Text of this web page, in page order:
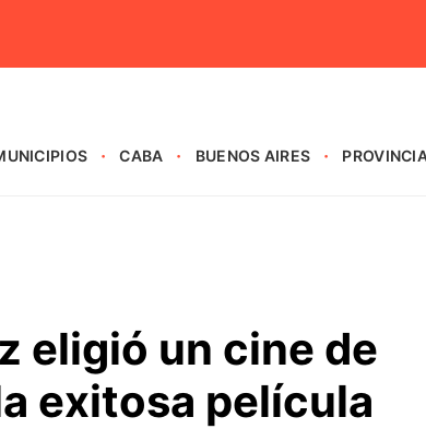
CABA BUENOS AIRES
eligió un cine de
exitosa película